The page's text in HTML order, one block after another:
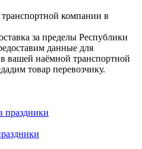
компании в
за пределы Республики
данные для
вашей наёмной транспортной
товар перевозчику.